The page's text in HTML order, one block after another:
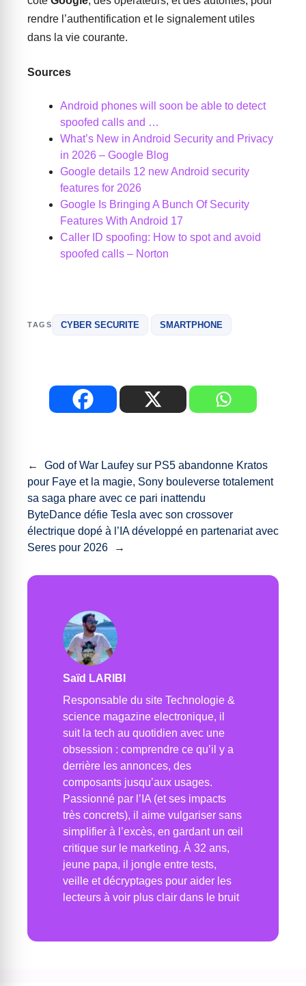
rendre l’authentification et le signalement utiles
dans la vie courante.
Sources
Android phones will soon be able to detect
spoofed calls and …
What’s New in Android Security and Privacy
in 2026 – Google Blog
Google details 12 new Android security
features for 2026
Google Is Bringing A Bunch Of Security
Features With Android 17
Caller ID spoofing: How to spot and avoid
spoofed calls – Norton
TAGS CYBER SECURITE SMARTPHONE
←
God of War Laufey sur PS5 abandonne Kratos
pour Faye et la magie, Sony bouleverse totalement
sa saga phare avec ce pari inattendu
ByteDance défie Tesla avec son crossover
électrique dopé à l’IA développé en partenariat avec
Seres pour 2026
→
Saïd LARIBI
Responsable du site Technologie &
science magazine electronique, il
suit la tech au quotidien avec une
obsession : comprendre ce qu’il y a
derrière les annonces, des
composants jusqu’aux usages.
Passionné par l’IA (et ses impacts
très concrets), il aime vulgariser sans
simplifier à l’excès, en gardant un œil
critique sur le marketing. À 32 ans,
jeune papa, il jongle entre tests,
veille et décryptages pour aider les
lecteurs à voir plus clair dans le bruit